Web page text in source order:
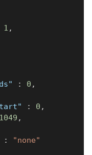
1 ,
: 0 ,
: 0 ,
,
:
"none"